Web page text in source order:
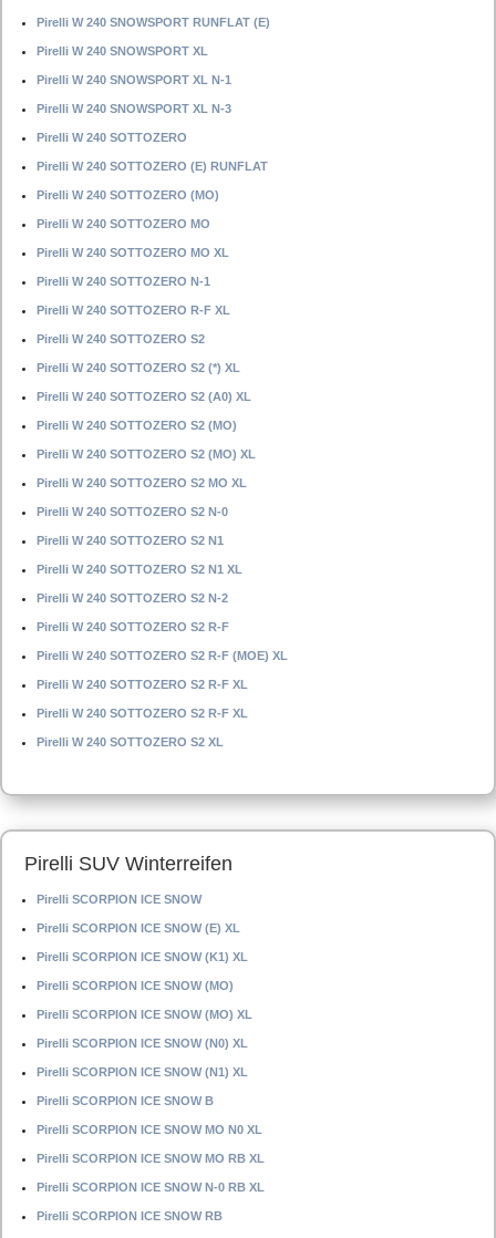
Pirelli W 240 SNOWSPORT RUNFLAT (E)
Pirelli W 240 SNOWSPORT XL
Pirelli W 240 SNOWSPORT XL N-1
Pirelli W 240 SNOWSPORT XL N-3
Pirelli W 240 SOTTOZERO
Pirelli W 240 SOTTOZERO (E) RUNFLAT
Pirelli W 240 SOTTOZERO (MO)
Pirelli W 240 SOTTOZERO MO
Pirelli W 240 SOTTOZERO MO XL
Pirelli W 240 SOTTOZERO N-1
Pirelli W 240 SOTTOZERO R-F XL
Pirelli W 240 SOTTOZERO S2
Pirelli W 240 SOTTOZERO S2 (*) XL
Pirelli W 240 SOTTOZERO S2 (A0) XL
Pirelli W 240 SOTTOZERO S2 (MO)
Pirelli W 240 SOTTOZERO S2 (MO) XL
Pirelli W 240 SOTTOZERO S2 MO XL
Pirelli W 240 SOTTOZERO S2 N-0
Pirelli W 240 SOTTOZERO S2 N1
Pirelli W 240 SOTTOZERO S2 N1 XL
Pirelli W 240 SOTTOZERO S2 N-2
Pirelli W 240 SOTTOZERO S2 R-F
Pirelli W 240 SOTTOZERO S2 R-F (MOE) XL
Pirelli W 240 SOTTOZERO S2 R-F XL
Pirelli W 240 SOTTOZERO S2 R-F XL
Pirelli W 240 SOTTOZERO S2 XL
Pirelli SUV Winterreifen
Pirelli SCORPION ICE SNOW
Pirelli SCORPION ICE SNOW (E) XL
Pirelli SCORPION ICE SNOW (K1) XL
Pirelli SCORPION ICE SNOW (MO)
Pirelli SCORPION ICE SNOW (MO) XL
Pirelli SCORPION ICE SNOW (N0) XL
Pirelli SCORPION ICE SNOW (N1) XL
Pirelli SCORPION ICE SNOW B
Pirelli SCORPION ICE SNOW MO N0 XL
Pirelli SCORPION ICE SNOW MO RB XL
Pirelli SCORPION ICE SNOW N-0 RB XL
Pirelli SCORPION ICE SNOW RB